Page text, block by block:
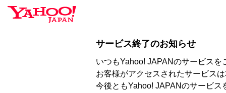
サービス終了のお知らせ
いつもYahoo! JAPANのサービス
お客様がアクセスされたサービス
今後ともYahoo! JAPANのサービ